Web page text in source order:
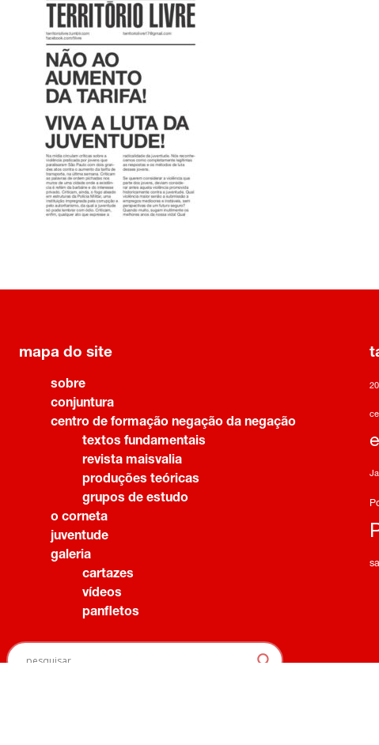
mapa do site
sobre
conjuntura
centro de formação negação da negação
textos fundamentais
revista maisvalia
produções teóricas
grupos de estudo
o corneta
juventude
galeria
cartazes
vídeos
panfletos